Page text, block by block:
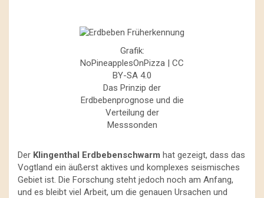
Grafik:
NoPineapplesOnPizza | CC
BY-SA 4.0
Das Prinzip der
Erdbebenprognose und die
Verteilung der
Messsonden
Der Klingenthal Erdbebenschwarm hat gezeigt, dass das
Vogtland ein äußerst aktives und komplexes seismisches
Gebiet ist. Die Forschung steht jedoch noch am Anfang,
und es bleibt viel Arbeit, um die genauen Ursachen und